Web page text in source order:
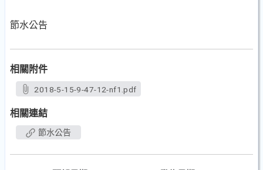
節水公告
相關附件
2018-5-15-9-47-12-nf1.pdf
相關連結
節水公告